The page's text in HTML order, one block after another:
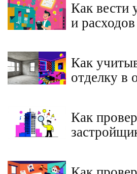
Как вести
и
пошаговое
Как
отделку в
оценщиков
Как